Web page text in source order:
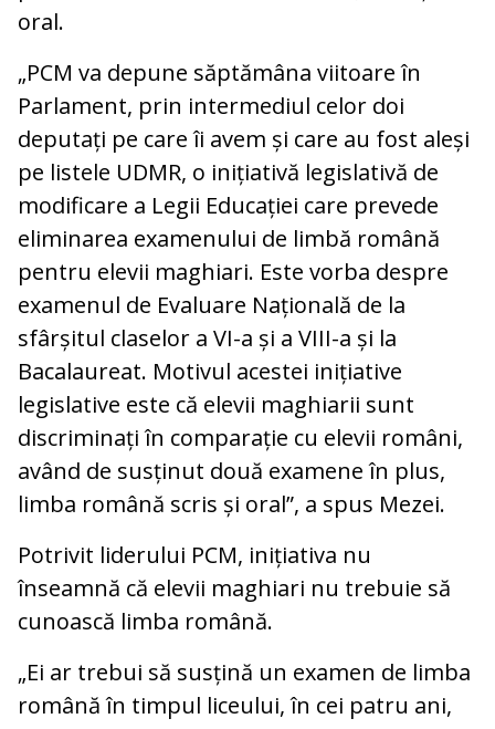
oral.
„PCM va depune săptămâna viitoare în
Parlament, prin intermediul celor doi
deputați pe care îi avem și care au fost aleși
pe listele UDMR, o inițiativă legislativă de
modificare a Legii Educației care prevede
eliminarea examenului de limbă română
pentru elevii maghiari. Este vorba despre
examenul de Evaluare Națională de la
sfârșitul claselor a VI-a și a VIII-a și la
Bacalaureat. Motivul acestei inițiative
legislative este că elevii maghiarii sunt
discriminați în comparație cu elevii români,
având de susținut două examene în plus,
limba română scris și oral”, a spus Mezei.
Potrivit liderului PCM, inițiativa nu
înseamnă că elevii maghiari nu trebuie să
cunoască limba română.
„Ei ar trebui să susțină un examen de limba
română în timpul liceului, în cei patru ani,